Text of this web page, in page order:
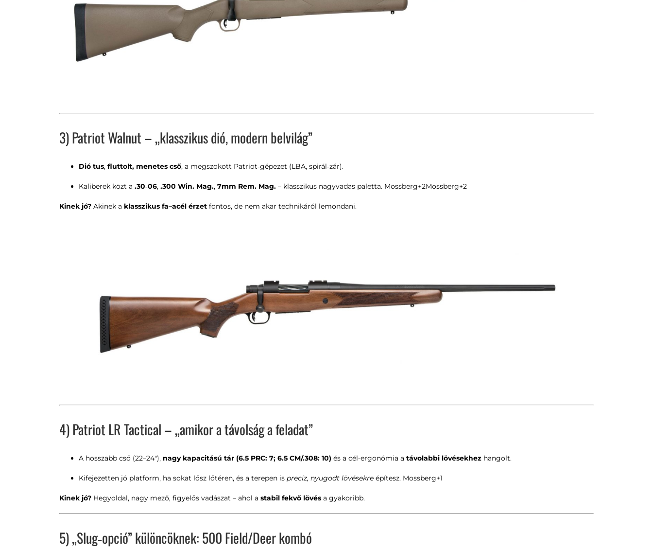
3) Patriot Walnut – „klasszikus dió, modern belvilág”
Dió tus, fluttolt, menetes cső, a megszokott Patriot‑gépezet (LBA, spirál‑zár).
Kaliberek közt a .30‑06, .300 Win. Mag., 7mm Rem. Mag.– klasszikus nagyvadas paletta. Mossberg+2Mossberg+2
Kinek jó?Akinek a klasszikus fa–acél érzetfontos, de nem akar technikáról lemondani.
4) Patriot LR Tactical – „amikor a távolság a feladat”
A hosszabb cső (22–24″), nagy kapacitású tár (6.5 PRC: 7; 6.5 CM/.308: 10) és a cél‑ergonómia a távolabbi lövésekhezhangolt.
Kifejezetten jó platform, ha sokat lősz lőtéren, és a terepen is precíz, nyugodt lövésekreépítesz. Mossberg+1
Kinek jó?Hegyoldal, nagy mező, figyelős vadászat – ahol a stabil fekvő lövésa gyakoribb.
5) „Slug‑opció” különcöknek: 500 Field/Deer kombó